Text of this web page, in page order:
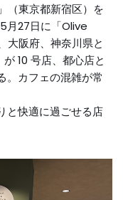
（東京都新宿区）を
月27日に「Olive
大阪府、神奈川県と
10 号店、都心店と
。カフェの混雑が常
と快適に過ごせる店